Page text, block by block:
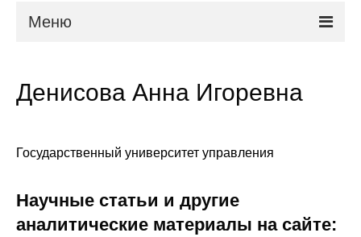
Меню
Администрация
Денисова Анна Игоревна
Государственный университет управления
Научные статьи и другие
аналитические материалы на сайте: